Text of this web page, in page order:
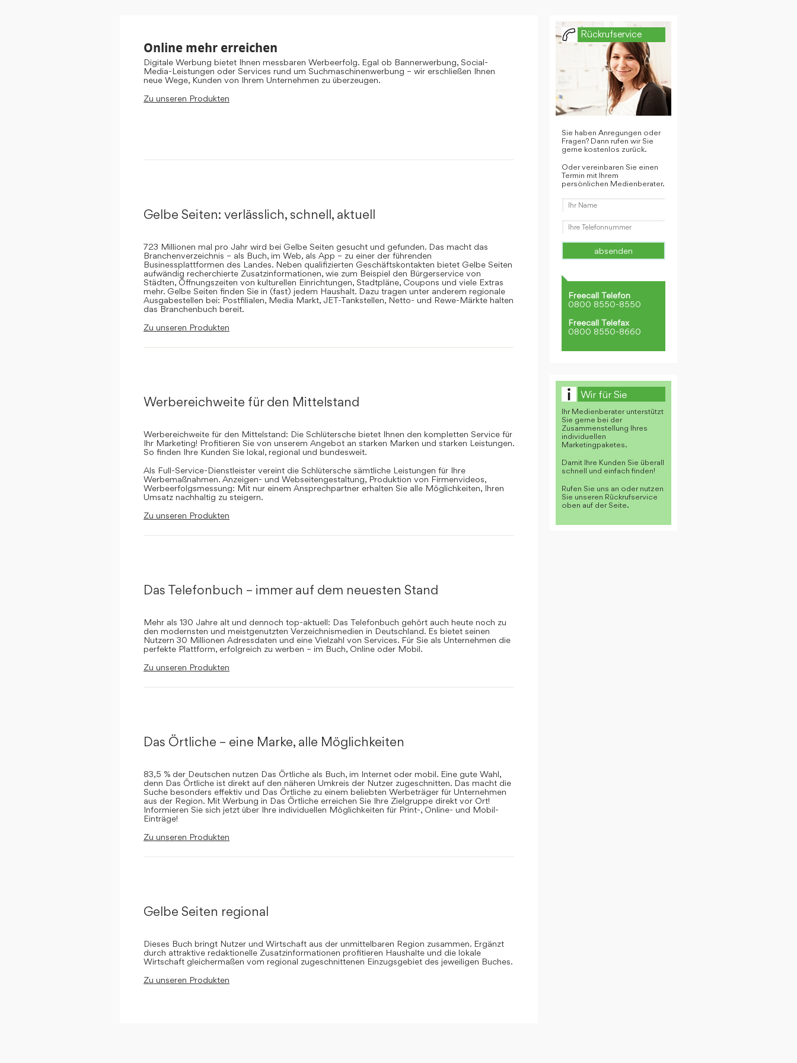
Online mehr erreichen
Digitale Werbung bietet Ihnen messbaren Werbeerfolg. Egal ob Bannerwerbung, Social-
Media-Leistungen oder Services rund um Suchmaschinenwerbung – wir erschließen Ihnen
neue Wege, Kunden von Ihrem Unternehmen zu überzeugen.
Zu unseren Produkten
Gelbe Seiten: verlässlich, schnell, aktuell
723 Millionen mal pro Jahr wird bei Gelbe Seiten gesucht und gefunden. Das macht das
Branchenverzeichnis – als Buch, im Web, als App – zu einer der führenden
Businessplattformen des Landes. Neben qualifizierten Geschäftskontakten bietet Gelbe Seiten
aufwändig recherchierte Zusatzinformationen, wie zum Beispiel den Bürgerservice von
Städten, Öffnungszeiten von kulturellen Einrichtungen, Stadtpläne, Coupons und viele Extras
mehr. Gelbe Seiten finden Sie in (fast) jedem Haushalt. Dazu tragen unter anderem regionale
Ausgabestellen bei: Postfilialen, Media Markt, JET-Tankstellen, Netto- und Rewe-Märkte halten
das Branchenbuch bereit.
Zu unseren Produkten
Werbereichweite für den Mittelstand
Werbereichweite für den Mittelstand: Die Schlütersche bietet Ihnen den kompletten Service für
Ihr Marketing! Profitieren Sie von unserem Angebot an starken Marken und starken Leistungen.
So finden Ihre Kunden Sie lokal, regional und bundesweit.
Als Full-Service-Dienstleister vereint die Schlütersche sämtliche Leistungen für Ihre
Werbemaßnahmen. Anzeigen- und Webseitengestaltung, Produktion von Firmenvideos,
Werbeerfolgsmessung: Mit nur einem Ansprechpartner erhalten Sie alle Möglichkeiten, Ihren
Umsatz nachhaltig zu steigern.
Zu unseren Produkten
Das Telefonbuch – immer auf dem neuesten Stand
Mehr als 130 Jahre alt und dennoch top-aktuell: Das Telefonbuch gehört auch heute noch zu
den modernsten und meistgenutzten Verzeichnismedien in Deutschland. Es bietet seinen
Nutzern 30 Millionen Adressdaten und eine Vielzahl von Services. Für Sie als Unternehmen die
perfekte Plattform, erfolgreich zu werben – im Buch, Online oder Mobil.
Zu unseren Produkten
Das Örtliche – eine Marke, alle Möglichkeiten
83,5 % der Deutschen nutzen Das Örtliche als Buch, im Internet oder mobil. Eine gute Wahl,
denn Das Örtliche ist direkt auf den näheren Umkreis der Nutzer zugeschnitten. Das macht die
Suche besonders effektiv und Das Örtliche zu einem beliebten Werbeträger für Unternehmen
aus der Region. Mit Werbung in Das Örtliche erreichen Sie Ihre Zielgruppe direkt vor Ort!
Informieren Sie sich jetzt über Ihre individuellen Möglichkeiten für Print-, Online- und Mobil-
Einträge!
Zu unseren Produkten
Gelbe Seiten regional
Dieses Buch bringt Nutzer und Wirtschaft aus der unmittelbaren Region zusammen. Ergänzt
durch attraktive redaktionelle Zusatzinformationen profitieren Haushalte und die lokale
Wirtschaft gleichermaßen vom regional zugeschnittenen Einzugsgebiet des jeweiligen Buches.
Zu unseren Produkten
Rückrufservice
Sie haben Anregungen oder
Fragen? Dann rufen wir Sie
gerne kostenlos zurück.
Oder vereinbaren Sie einen
Termin mit Ihrem
persönlichen Medienberater.
Freecall Telefon
0800 8550-8550
Freecall Telefax
0800 8550-8660
Wir für Sie
Ihr Medienberater unterstützt
Sie gerne bei der
Zusammenstellung Ihres
individuellen
Marketingpaketes.
Damit Ihre Kunden Sie überall
schnell und einfach finden!
Rufen Sie uns an oder nutzen
Sie unseren Rückrufservice
oben auf der Seite.